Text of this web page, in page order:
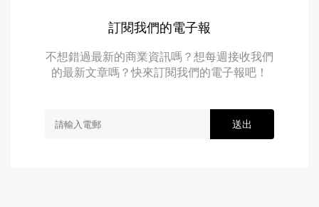
訂閱我們的電子報
不想錯過最新的商業資訊嗎？想每週接收我們
的最新文章嗎？快來訂閱我們的電子報吧！
送出